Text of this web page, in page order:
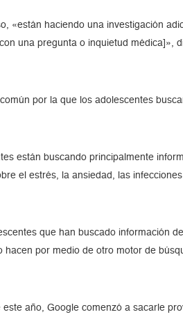
«están haciendo una investigación
una pregunta o inquietud médica]»,
por la que los adolescentes
están buscando principalmente
el estrés, la ansiedad, las
que han buscado información
hacen por medio de otro motor de
este año, Google comenzó a sacarle